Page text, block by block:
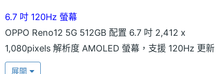
6.7 吋 120Hz 螢幕
OPPO Reno12 5G 512GB 配置 6.7 吋 2,412 x
1,080pixels 解析度 AMOLED 螢幕，支援 120Hz 更新
率，擁有 ProXDR 顯示技術。螢幕採用四曲柔邊設
展開